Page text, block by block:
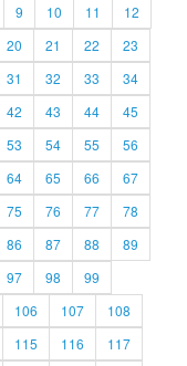
9 10 11
12
20 21 22
23
31 32 33
34
42 43 44
45
53 54 55
56
64 65 66
67
75 76 77
78
86 87 88
89
97 98
99
106 107
108
115 116
117